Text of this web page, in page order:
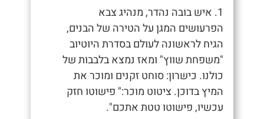
1. איש בובה נהדר, מנהיג צבא
הפרעושים המגן על הטירה של הבנים,
הגיח לראשונה לעולם בסדרת היוטיוב
"משפחת שווץ" ומאז נמצא בלבבות של
כולנו. כישרון: סוחט זקנים ומוכר את
המיץ בדוכן. ציטוט מוכר:" פישוטו חזק
עכשיו, פישוטו טטת אתכם".